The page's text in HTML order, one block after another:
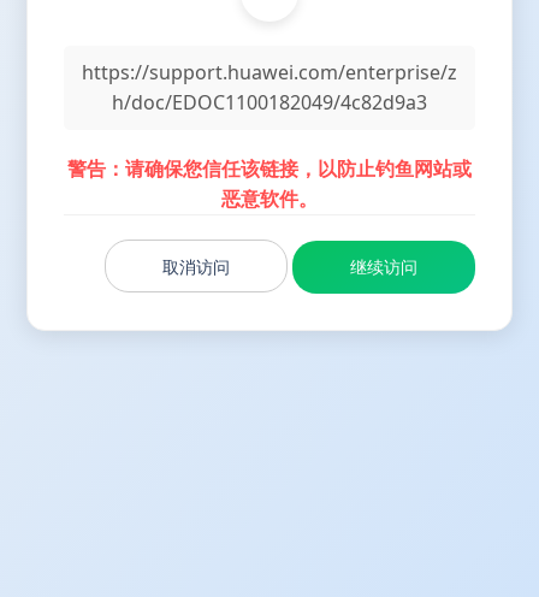
https://support.huawei.com/enterprise/z
h/doc/EDOC1100182049/4c82d9a3
警告：请确保您信任该链接，以防止钓鱼网站或
恶意软件。
取消访问 继续访问